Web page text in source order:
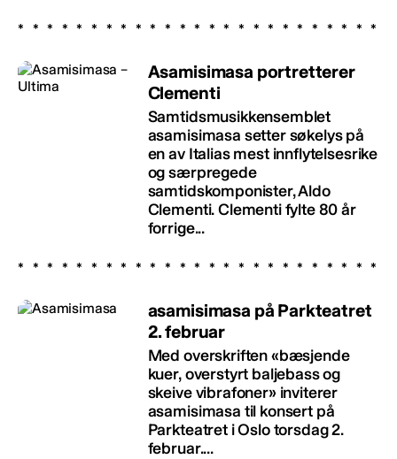
Asamisimasa portretterer
Clementi
Samtidsmusikkensemblet
asamisimasa setter søkelys på
en av Italias mest innflytelsesrike
og særpregede
samtidskomponister, Aldo
Clementi. Clementi fylte 80 år
forrige...
asamisimasa på Parkteatret
2. februar
Med overskriften «bæsjende
kuer, overstyrt baljebass og
skeive vibrafoner» inviterer
asamisimasa til konsert på
Parkteatret i Oslo torsdag 2.
februar....